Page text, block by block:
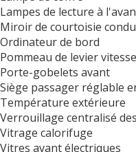
Lampes de lecture à
Miroir de courtoisie
Ordinateur de bord
Pommeau de levier
Porte-gobelets avant
Siège passager réglable
Température extérieure
Verrouillage centralisé
Vitrage calorifuge
Vitres avant électriques